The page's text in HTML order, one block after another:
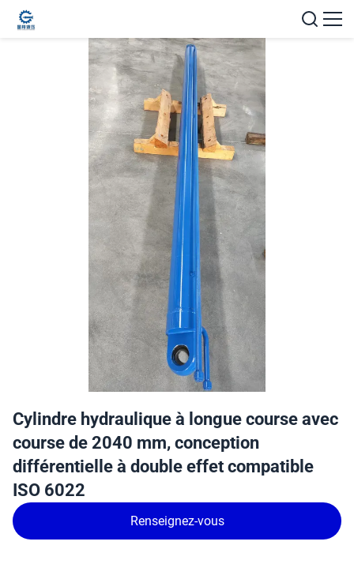
Cylindre hydraulique à longue course avec
course de 2040 mm, conception
différentielle à double effet compatible
ISO 6022
Renseignez-vous